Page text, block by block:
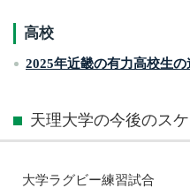
高校
2025年近畿の有力高校生の
天理大学の今後のス
大学ラグビー練習試合